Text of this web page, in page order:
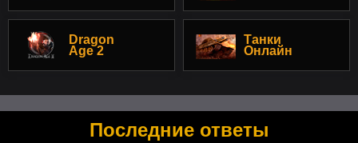
Dragon
Age 2
Танки
Онлайн
Последние ответы